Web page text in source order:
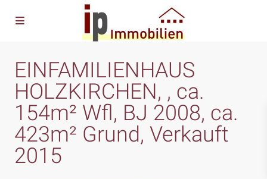
EINFAMILIENHAUS
HOLZKIRCHEN, , ca.
154m² Wfl, BJ 2008, ca.
423m² Grund, Verkauft
2015